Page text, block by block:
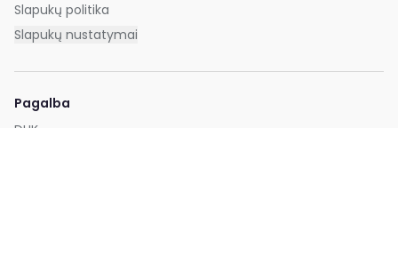
Slapukų politika
Slapukų nustatymai
Pagalba
DUK